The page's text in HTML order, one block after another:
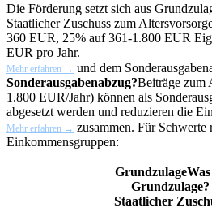
Die Förderung setzt sich aus
Staatlicher Zuschuss zum
360 EUR, 25% auf 361-1.800 EUR
EUR pro Jahr.
Mehr erfahren → und dem
Sonderausgabenabzug?Beiträge zum
1.800 EUR/Jahr) können als
abgesetzt werden und reduzieren die
Mehr erfahren → zusammen. Für Schwerte
Einkommensgruppen:
Grundzulage
Grundzulage?
Staatlicher